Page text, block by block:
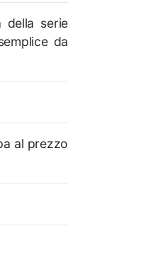
serie
da
al prezzo